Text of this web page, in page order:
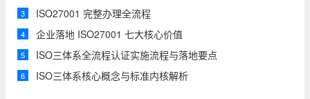
3 ISO27001 完整办理全流程
4 企业落地 ISO27001 七大核心价值
5 ISO三体系全流程认证实施流程与落地要点
6 ISO三体系核心概念与标准内核解析